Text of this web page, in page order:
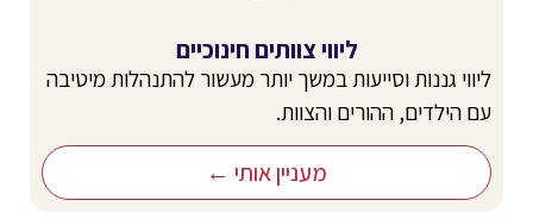
ליווי צוותים חינוכיים
ליווי גננות וסייעות במשך יותר מעשור להתנהלות מיטיבה
עם הילדים, ההורים והצוות.
מעניין אותי ←